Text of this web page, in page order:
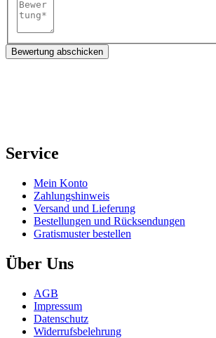
Bewertung abschicken
Service
Mein Konto
Zahlungshinweis
Versand und Lieferung
Bestellungen und Rücksendungen
Gratismuster bestellen
Über Uns
AGB
Impressum
Datenschutz
Widerrufsbelehrung